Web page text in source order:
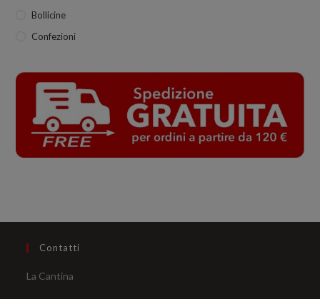
Bollicine
Confezioni
Contatti
La Cantina